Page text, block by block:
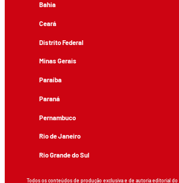
Bahia
Ceará
Distrito Federal
Minas Gerais
Paraíba
Paraná
Pernambuco
Rio de Janeiro
Rio Grande do Sul
Todos os conteúdos de produção exclusiva e de autoria editorial